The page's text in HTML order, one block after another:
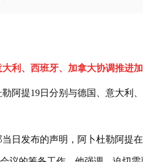
利、西班牙、加拿大协调推进
阿提19日分别与德国、意大利
日发布的声明，阿卜杜勒阿提